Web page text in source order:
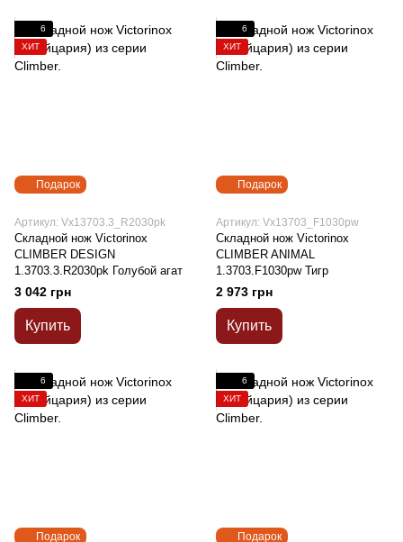
Подарок
6
ХИТ
Артикул: Vx13703.3_R2030pk
Складной нож Victorinox
CLIMBER DESIGN
1.3703.3.R2030pk Голубой агат
3 042 грн
Купить
Подарок
6
ХИТ
Артикул: Vx13703_F1030pw
Складной нож Victorinox
CLIMBER ANIMAL
1.3703.F1030pw Тигр
2 973 грн
Купить
Подарок
6
ХИТ
Подарок
6
ХИТ